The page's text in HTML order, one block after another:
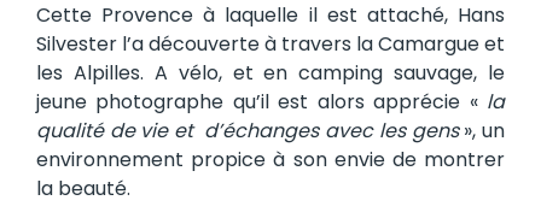
Cette Provence à laquelle il est attaché, Hans
Silvester l’a découverte à travers la Camargue et
les Alpilles. A vélo, et en camping sauvage, le
jeune photographe qu’il est alors apprécie « la
qualité de vie et d’échanges avec les gens», un
environnement propice à son envie de montrer
la beauté.